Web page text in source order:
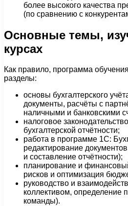
более высокого качества
(по сравнению с
Основные темы,
курсах
Как правило, программа
разделы:
основы бухгалтерского
документы, расчёты с
наличными и банковскими
налоговое
бухгалтерской отчётности;
работа в программе 1С:
редактирование
и составление отчётности);
планирование и
рисков и оптимизация
руководство и
коллективом, определение
команды).